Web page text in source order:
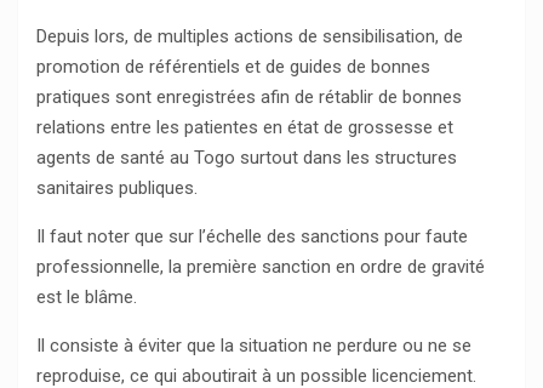
Depuis lors, de multiples actions de sensibilisation, de
promotion de référentiels et de guides de bonnes
pratiques sont enregistrées afin de rétablir de bonnes
relations entre les patientes en état de grossesse et
agents de santé au Togo surtout dans les structures
sanitaires publiques.
Il faut noter que sur l’échelle des sanctions pour faute
professionnelle, la première sanction en ordre de gravité
est le blâme.
Il consiste à éviter que la situation ne perdure ou ne se
reproduise, ce qui aboutirait à un possible licenciement.